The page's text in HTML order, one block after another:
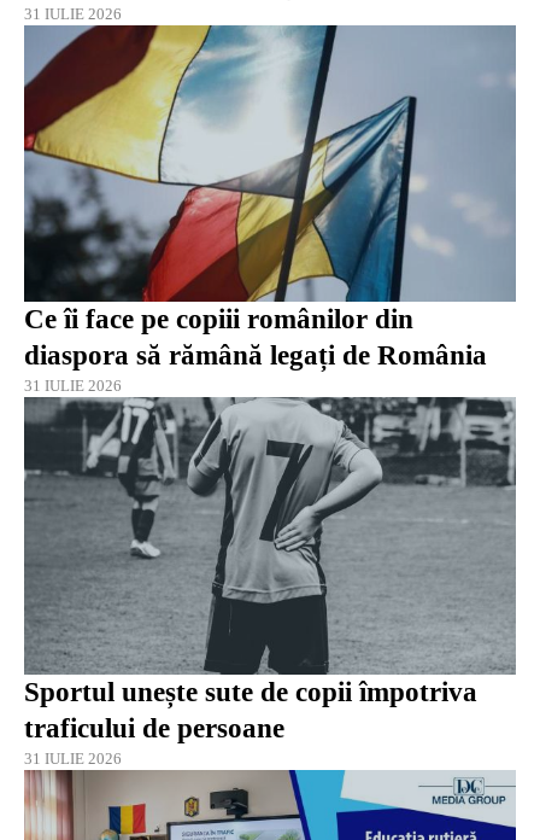
31 IULIE 2026
Ce îi face pe copiii românilor din
diaspora să rămână legați de România
31 IULIE 2026
Sportul unește sute de copii împotriva
traficului de persoane
31 IULIE 2026